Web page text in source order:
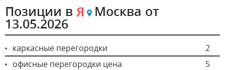
Позиции в ЯМосква от
13.05.2026
каркасные перегородки
2
офисные перегородки цена
5